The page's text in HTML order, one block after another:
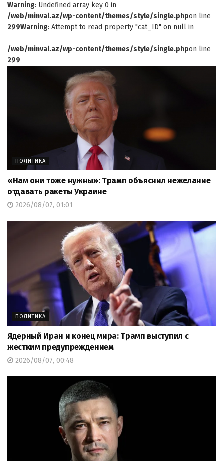
Warning: Undefined array key 0 in
/web/minval.az/wp-content/themes/style/single.phpon line
299Warning: Attempt to read property "cat_ID" on null in
/web/minval.az/wp-content/themes/style/single.phpon line
299
ПОЛИТИКА
«Нам они тоже нужны»: Трамп объяснил нежелание
отдавать ракеты Украине
2026/08/07, 01:01
ПОЛИТИКА
Ядерный Иран и конец мира: Трамп выступил с
жестким предупреждением
2026/08/07, 00:48